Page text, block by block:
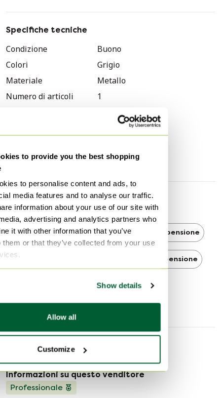
to provide you the best shopping
to personalise content and ads, to
media features and to analyse our traffic.
information about your use of our site with
advertising and analytics partners who
it with other information that you’ve
them or that they’ve collected from your use
Show details
Allow all
Customize
Specifiche tecniche
Condizione
Buono
Colori
Grigio
Materiale
Metallo
Numero di articoli
1
Moderno
Artemide
Profondità
32 cm
Scoprire di più
Artemide Artemide Lampade a sospensione
Moderno Lampade a sospensione
Lampade a sospensione
Informazioni sul venditore
Informazioni su questo venditore
Professionale